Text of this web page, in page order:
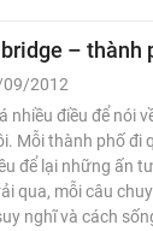
– thành
2012
nhiều điều để nói
Mỗi thành phố đi
để lại những ấn
qua, mỗi câu
nghĩ và cách